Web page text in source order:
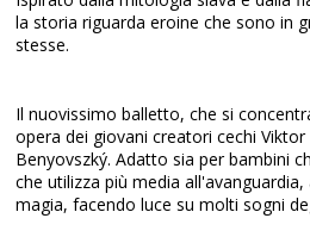
la storia riguarda eroine che sono in
stesse.
Il nuovissimo balletto, che si
opera dei giovani creatori cechi Viktor
Benyovszký. Adatto sia per bambini
che utilizza più media
magia, facendo luce su molti sogni